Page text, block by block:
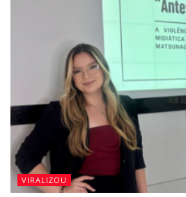
VIRALIZOU